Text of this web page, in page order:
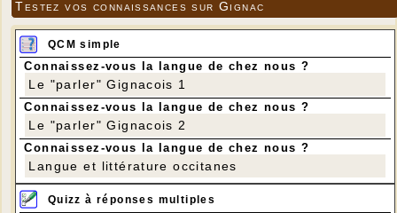
Testez vos connaissances sur Gignac
QCM simple
Connaissez-vous la langue de chez nous ?
Le "parler" Gignacois 1
Connaissez-vous la langue de chez nous ?
Le "parler" Gignacois 2
Connaissez-vous la langue de chez nous ?
Langue et littérature occitanes
Quizz à réponses multiples